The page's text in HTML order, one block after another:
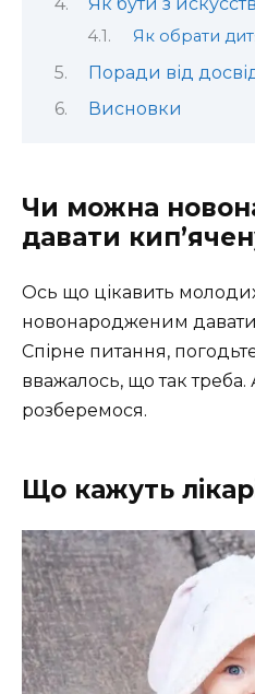
Як обрати
Поради від
Висновки
Чи можна
давати
Ось що цікавить
новонародженим
Спірне питання,
вважалось, що так
розберемося.
Що кажуть